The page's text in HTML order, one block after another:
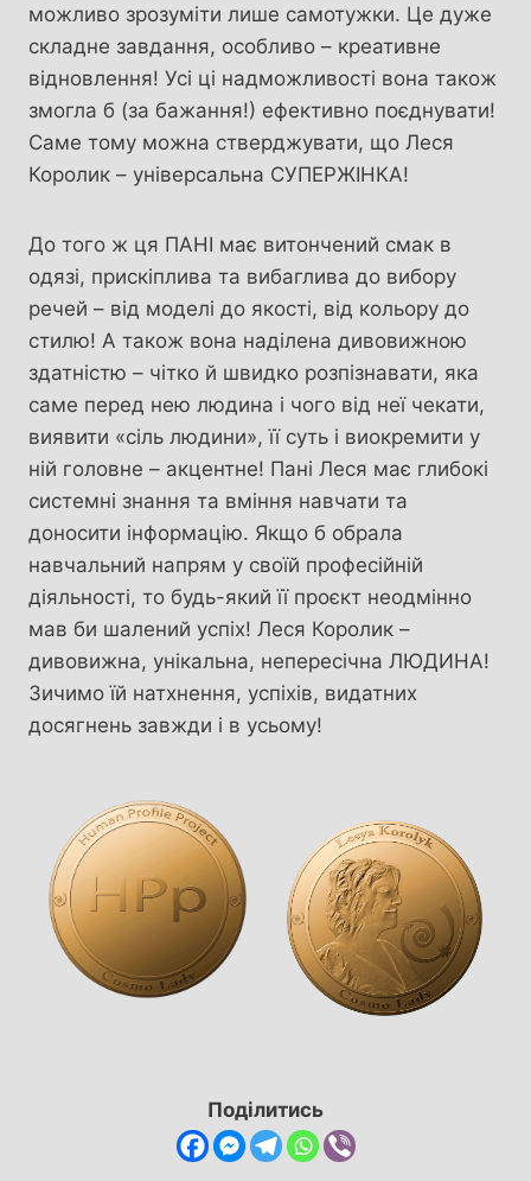
можливо зрозуміти лише самотужки. Це дуже
складне завдання, особливо – креативне
відновлення! Усі ці надможливості вона також
змогла б (за бажання!) ефективно поєднувати!
Саме тому можна стверджувати, що Леся
Королик – універсальна CУПЕРЖІНКА!
До того ж ця ПАНІ має витончений смак в
одязі, прискіплива та вибаглива до вибору
речей – від моделі до якості, від кольору до
стилю! А також вона наділена дивовижною
здатністю – чітко й швидко розпізнавати, яка
саме перед нею людина і чого від неї чекати,
виявити «сіль людини», її суть і виокремити у
ній головне – акцентне! Пані Леся має глибокі
системні знання та вміння навчати та
доносити інформацію. Якщо б обрала
навчальний напрям у своїй професійній
діяльності, то будь-який її проєкт неодмінно
мав би шалений успіх! Леся Королик –
дивовижна, унікальна, непересічна ЛЮДИНА!
Зичимо їй натхнення, успіхів, видатних
досягнень завжди і в усьому!
Поділитись